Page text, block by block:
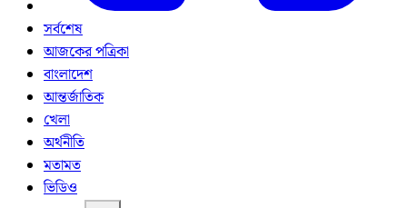
সর্বশেষ
আজকের পত্রিকা
বাংলাদেশ
আন্তর্জাতিক
খেলা
অর্থনীতি
মতামত
ভিডিও